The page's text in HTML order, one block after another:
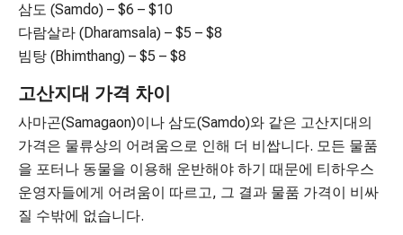
삼도 (Samdo) – $6 – $10
다람살라 (Dharamsala) – $5 – $8
빔탕 (Bhimthang) – $5 – $8
고산지대 가격 차이
사마곤(Samagaon)이나 삼도(Samdo)와 같은 고산지대의
가격은 물류상의 어려움으로 인해 더 비쌉니다. 모든 물품
을 포터나 동물을 이용해 운반해야 하기 때문에 티하우스
운영자들에게 어려움이 따르고, 그 결과 물품 가격이 비싸
질 수밖에 없습니다.